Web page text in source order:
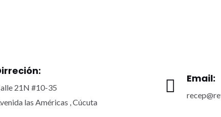
21N #10-35
las Américas , Cúcuta
Email: